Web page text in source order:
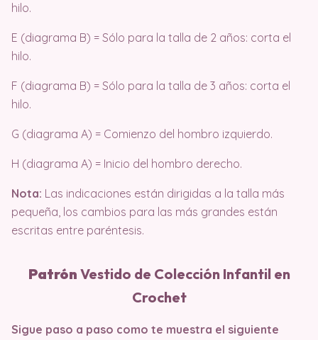
hilo.
E (diagrama B) = Sólo para la talla de 2 años: corta el
hilo.
F (diagrama B) = Sólo para la talla de 3 años: corta el
hilo.
G (diagrama A) = Comienzo del hombro izquierdo.
H (diagrama A) = Inicio del hombro derecho.
Nota: Las indicaciones están dirigidas a la talla más
pequeña, los cambios para las más grandes están
escritas entre paréntesis.
Patrón Vestido de Colección Infantil en
Crochet
Sigue paso a paso como te muestra el siguiente